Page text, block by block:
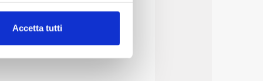
(impronte
Accetta tutti